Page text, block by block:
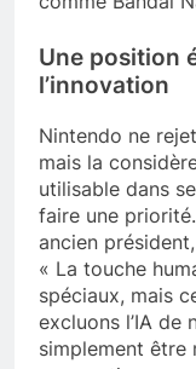
Une position
l’innovation
Nintendo ne
mais la
utilisable dans
faire une
ancien
« La touche
spéciaux, mais
excluons l’IA
simplement être